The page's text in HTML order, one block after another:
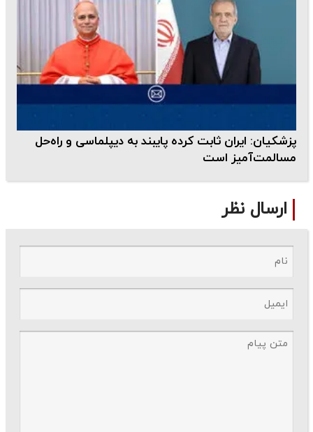
پزشکیان: ایران ثابت کرده پایبند به دیپلماسی و راه‌حل‌
مسالمت‌آمیز است
ارسال نظر